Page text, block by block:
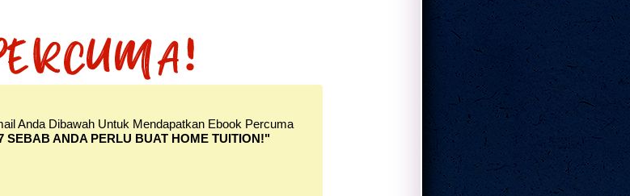
Anda Dibawah Untuk Mendapatkan Ebook Percuma
SEBAB ANDA PERLU BUAT HOME TUITION!"